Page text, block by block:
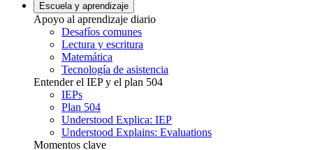
Escuela y aprendizaje
Apoyo al aprendizaje diario
Desafíos comunes
Lectura y escritura
Matemática
Tecnología de asistencia
Entender el IEP y el plan 504
IEPs
Plan 504
Understood Explica: IEP
Understood Explains: Evaluations
Momentos clave